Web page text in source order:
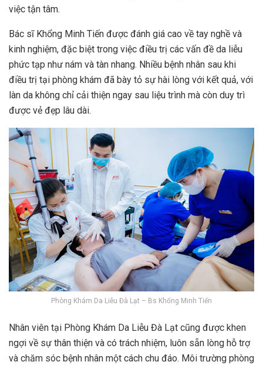
việc tận tâm.
Bác sĩ Khổng Minh Tiến được đánh giá cao về tay nghề và
kinh nghiệm, đặc biệt trong việc điều trị các vấn đề da liễu
phức tạp như nám và tàn nhang. Nhiều bệnh nhân sau khi
điều trị tại phòng khám đã bày tỏ sự hài lòng với kết quả, với
làn da không chỉ cải thiện ngay sau liệu trình mà còn duy trì
được vẻ đẹp lâu dài.
Phòng Khám Da Liễu Đà Lạt – Bs Khổng Minh Tiến
Nhân viên tại Phòng Khám Da Liễu Đà Lạt cũng được khen
ngợi về sự thân thiện và có trách nhiệm, luôn sẵn lòng hỗ trợ
và chăm sóc bệnh nhân một cách chu đáo. Môi trường phòng